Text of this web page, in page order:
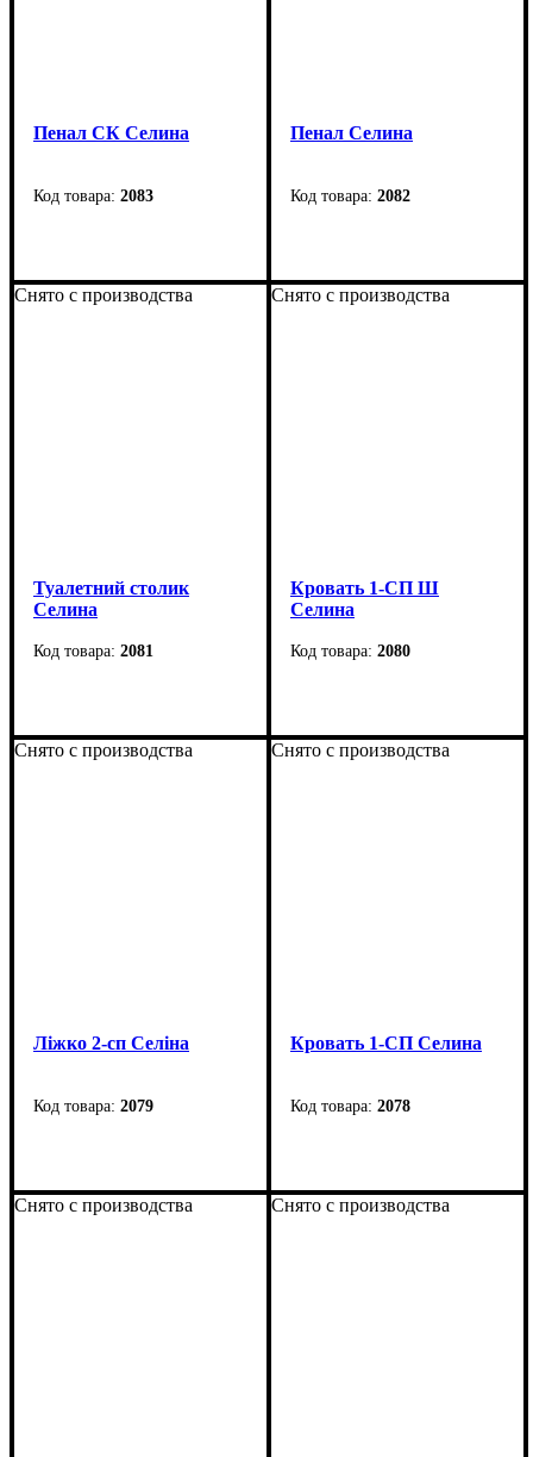
Пенал СК Селина
2083
Высота: 2090 мм
Глубина: 430 мм
Пенал Селина
2082
Высота: 2090 мм
Глубина: 430 мм
Снято с производства
Туалетний столик
Селина
2081
Высота: 770 мм
Глубина: 530 мм
Снято с производства
Кровать 1-СП Ш
Селина
2080
Высота: 940 мм
Глубина: 970 мм
Снято с производства
Ліжко 2-сп Селіна
2079
Высота: 810 мм
Глубина: 2110 мм
Снято с производства
Кровать 1-СП Селина
2078
Высота: 770 мм
Глубина: 2110 мм
Снято с производства Cнято с производства